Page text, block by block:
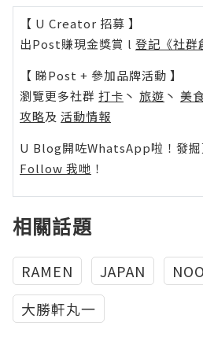
【 U Creator 招募 】
出Post賺現金獎賞 l 登記《社群
【 睇Post + 參加品牌活動 】
瀏覽更多社群 打卡 丶 旅遊 丶 美
攻略及 活動情報
U Blog開咗WhatsApp啦！發掘
Follow 我哋 ！
相關話題
RAMEN JAPAN
大勝軒丸一